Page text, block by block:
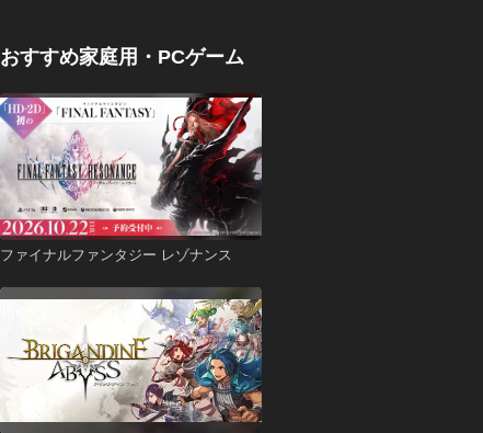
おすすめ家庭用・PCゲーム
ファイナルファンタジー レゾナンス